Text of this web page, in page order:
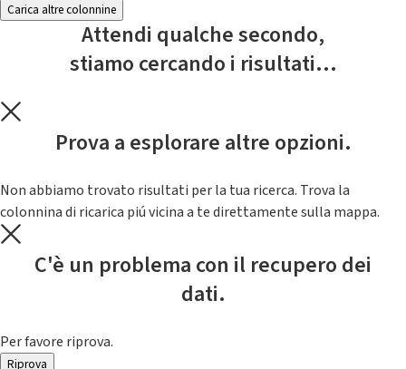
Carica altre colonnine
Attendi qualche secondo,
stiamo cercando i risultati...
Prova a esplorare altre opzioni.
Non abbiamo trovato risultati per la tua ricerca. Trova la
colonnina di ricarica piú vicina a te direttamente sulla mappa.
C'è un problema con il recupero dei
dati.
Per favore riprova.
Riprova